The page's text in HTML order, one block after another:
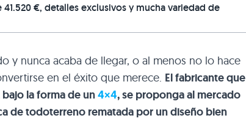
€, detalles exclusivos y mucha variedad de
y nunca acaba de llegar, o al menos no lo hace
en el éxito que merece. El fabricante que
la forma de un4×4, se proponga al mercado
de todoterreno rematada por un diseño bien